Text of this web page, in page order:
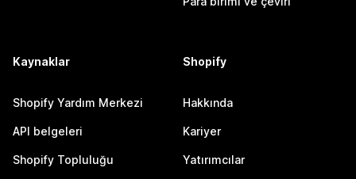
Kaynaklar
Shopify Yardım Merkezi
API belgeleri
Shopify Topluluğu
Shopify
Hakkında
Kariyer
Yatırımcılar